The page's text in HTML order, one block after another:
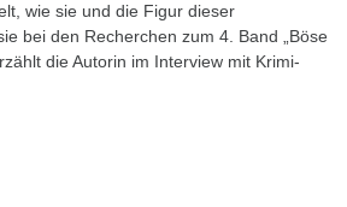
wie sie und die Figur dieser
bei den Recherchen zum 4. Band „Böse
die Autorin im Interview mit Krimi-